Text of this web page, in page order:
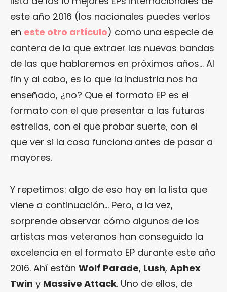
este año 2016 (los nacionales puedes verlos
en este otro artículo) como una especie de
cantera de la que extraer las nuevas bandas
de las que hablaremos en próximos años… Al
fin y al cabo, es lo que la industria nos ha
enseñado, ¿no? Que el formato EP es el
formato con el que presentar a las futuras
estrellas, con el que probar suerte, con el
que ver si la cosa funciona antes de pasar a
mayores.
Y repetimos: algo de eso hay en la lista que
viene a continuación… Pero, a la vez,
sorprende observar cómo algunos de los
artistas mas veteranos han conseguido la
excelencia en el formato EP durante este año
2016. Ahí están Wolf Parade, Lush, Aphex
Twin y Massive Attack. Uno de ellos, de